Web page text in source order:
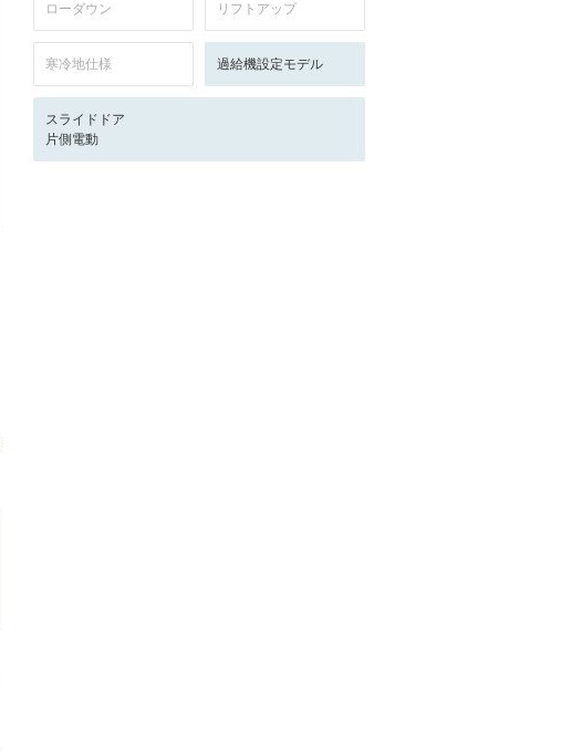
ローダウン リフトアップ
寒冷地仕様 過給機設定モデル
スライドドア
片側電動